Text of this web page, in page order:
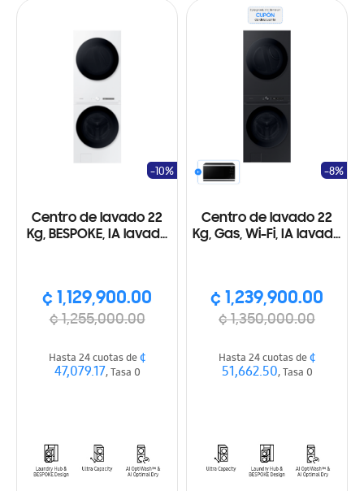
Centro de lavado 22
Kg, BESPOKE, IA lavado
¢ 1,129,900.00
¢ 1,255,000.00
-10%
Hasta 24 cuotas de¢
47,079.17, Tasa 0
Centro de lavado 22
Kg, Gas, Wi-Fi, IA lavado
¢ 1,239,900.00
¢ 1,350,000.00
-8%
Hasta 24 cuotas de¢
51,662.50, Tasa 0